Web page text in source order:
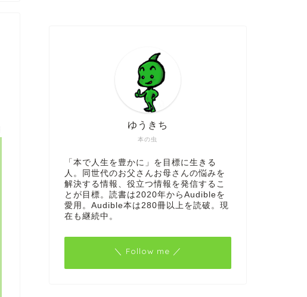
本の虫
ゆうきち
「本で人生を豊かに」を目標に生きる
人。同世代のお父さんお母さんの悩みを
解決する情報、役立つ情報を発信するこ
とが目標。読書は2020年からAudibleを
愛用。Audible本は280冊以上を読破。現
在も継続中。
＼ Follow me ／